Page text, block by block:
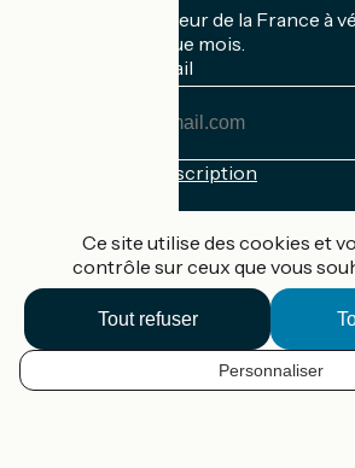
FR
Recevez le meilleur de la France à
boîte mail chaque mois.
Mon adresse mail
Conditions d'inscription
Accueil Vélo Pro
Contact
Mentions légales
Ce site utilise des cookies et
contrôle sur ceux que vous
Tout refuser
Personnaliser